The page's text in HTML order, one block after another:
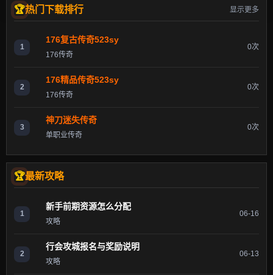
热门下载排行 显示更多
1
176复古传奇523sy
176传奇
0次
2
176精品传奇523sy
176传奇
0次
3
神刀迷失传奇
单职业传奇
0次
最新攻略
1
新手前期资源怎么分配
攻略
06-16
2
行会攻城报名与奖励说明
攻略
06-13